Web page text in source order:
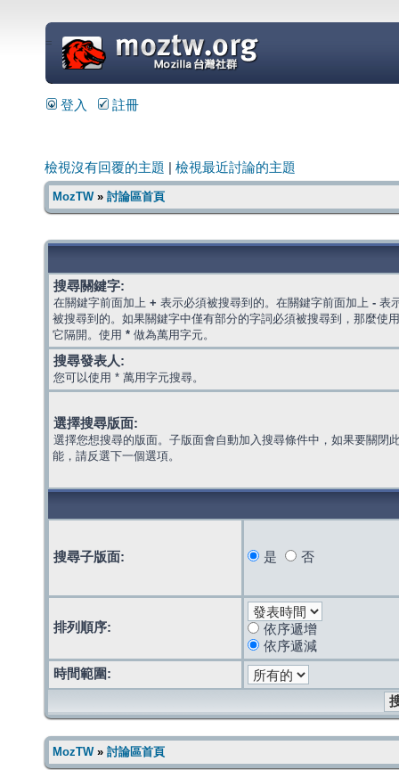
=
登入 註冊
檢視沒有回覆的主題 檢視最近討論的主題
MozTW» 討論區首頁
搜尋關鍵字:
在關鍵字前面加上 + 表示必須被搜尋到的。在關鍵字前面加上 - 表
被搜尋到的。如果關鍵字中僅有部分的字詞必須被搜尋到，那麼使
它隔開。使用 * 做為萬用字元。
搜尋發表人:
您可以使用 * 萬用字元搜尋。
選擇搜尋版面:
選擇您想搜尋的版面。子版面會自動加入搜尋條件中，如果要關閉
能，請反選下一個選項。
搜尋子版面: 是 否
排列順序:
依序遞增
依序遞減
時間範圍:
MozTW» 討論區首頁